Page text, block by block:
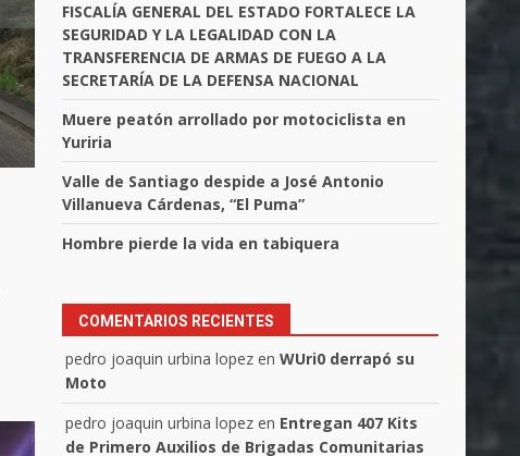
FISCALÍA GENERAL DEL ESTADO FORTALECE LA
SEGURIDAD Y LA LEGALIDAD CON LA
TRANSFERENCIA DE ARMAS DE FUEGO A LA
SECRETARÍA DE LA DEFENSA NACIONAL
Muere peatón arrollado por motociclista en
Yuriria
Valle de Santiago despide a José Antonio
Villanueva Cárdenas, “El Puma”
Hombre pierde la vida en tabiquera
COMENTARIOS RECIENTES
pedro joaquin urbina lopez enWUri0 derrapó su
Moto
pedro joaquin urbina lopez en Entregan 407 Kits
de Primero Auxilios de Brigadas Comunitarias